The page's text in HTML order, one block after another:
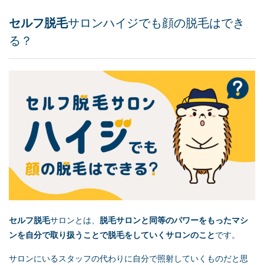
セルフ脱毛サロンハイジでも顔の脱毛はでき
る？
セルフ脱毛サロンとは、 脱毛サロンと同等のパワーをもったマシ
ンを自分で取り扱うことで脱毛をしていくサロンのことです。
サロンにいるスタッフの代わりに自分で照射していくものだと思